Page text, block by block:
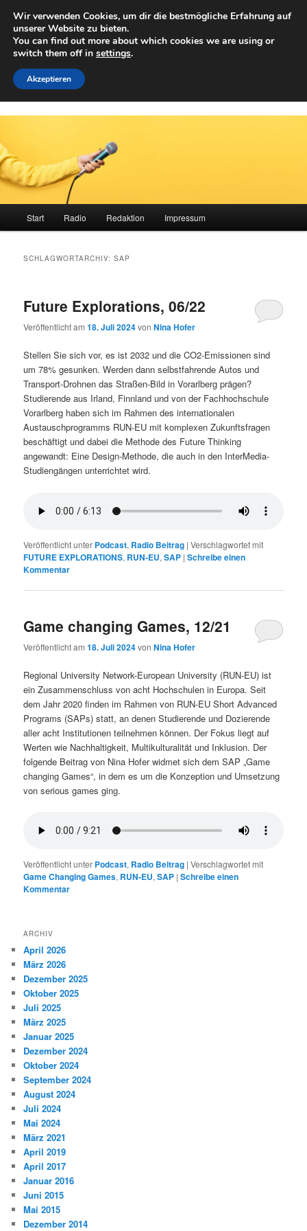
primären
Inhalt
springen
sekundären
Inhalt
springenAchwelle
Campus Medien der Fachhochschule Vorarlberg
Start Radio Redaktion Impressum
SCHLAGWORTARCHIV:SAP
Future Explorations, 06/22
Veröffentlicht am18. Juli 2024vonNina Hofer
Stellen Sie sich vor, es ist 2032 und die CO2-Emissionen sind
um 78% gesunken. Werden dann selbstfahrende Autos und
Transport-Drohnen das Straßen-Bild in Vorarlberg prägen?
Studierende aus Irland, Finnland und von der Fachhochschule
Vorarlberg haben sich im Rahmen des internationalen
Austauschprogramms RUN-EU mit komplexen Zukunftsfragen
beschäftigt und dabei die Methode des Future Thinking
angewandt: Eine Design-Methode, die auch in den InterMedia-
Studiengängen unterrichtet wird.
Veröffentlicht unter Podcast, Radio Beitrag |Verschlagwortet mit
FUTURE EXPLORATIONS, RUN-EU,SAP |Schreibe einen
Kommentar
Game changing Games, 12/21
Veröffentlicht am18. Juli 2024vonNina Hofer
Regional University Network-European University (RUN-EU) ist
ein Zusammenschluss von acht Hochschulen in Europa. Seit
dem Jahr 2020 finden im Rahmen von RUN-EU Short Advanced
Programs (SAPs) statt, an denen Studierende und Dozierende
aller acht Institutionen teilnehmen können. Der Fokus liegt auf
Werten wie Nachhaltigkeit, Multikulturalität und Inklusion. Der
folgende Beitrag von Nina Hofer widmet sich dem SAP „Game
changing Games“, in dem es um die Konzeption und Umsetzung
von serious games ging.
Veröffentlicht unter Podcast, Radio Beitrag |Verschlagwortet mit
Game Changing Games, RUN-EU,SAP |Schreibe einen
Kommentar
ARCHIV
April 2026
März 2026
Dezember 2025
Oktober 2025
Juli 2025
März 2025
Januar 2025
Dezember 2024
Oktober 2024
September 2024
August 2024
Juli 2024
Mai 2024
März 2021
April 2019
April 2017
Januar 2016
Juni 2015
Mai 2015
Dezember 2014
Wir verwenden Cookies, um dir die bestmögliche Erfahrung auf
unserer Website zu bieten.
You can find out more about which cookies we are using or
switch them off in settings.
Akzeptieren